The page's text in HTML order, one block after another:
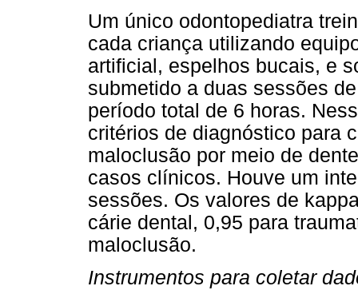
Um único odontopediatra
cada criança utilizando
artificial, espelhos bucais, e
submetido a duas sessões
período total de 6 horas.
critérios de diagnóstico para
maloclusão por meio de
casos clínicos. Houve um
sessões. Os valores de
cárie dental, 0,95 para
maloclusão.
Instrumentos para coletar